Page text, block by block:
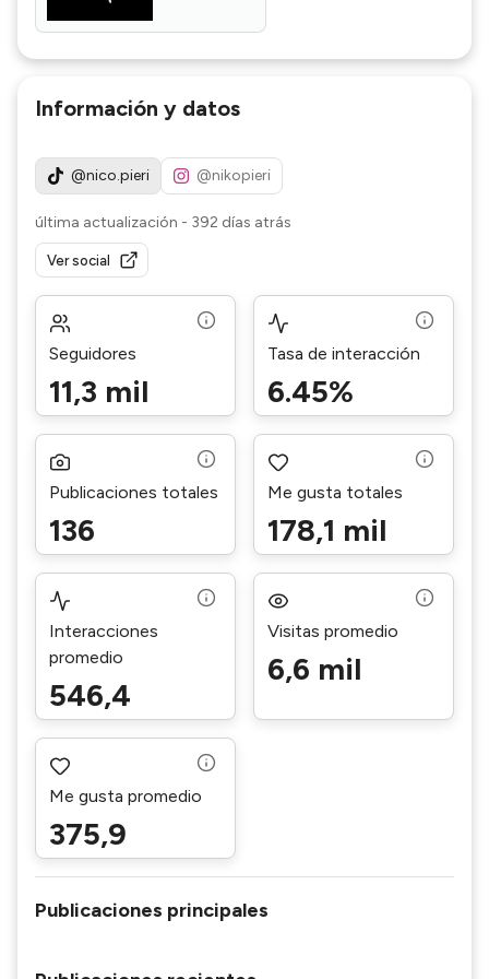
Información y datos
@nico.pieri @nikopieri
última actualización - 392 días atrás
Ver social
Seguidores
11,3 mil
Tasa de interacción
6.45%
Publicaciones totales
136
Me gusta totales
178,1 mil
Interacciones
promedio
546,4
Visitas promedio
6,6 mil
Me gusta promedio
375,9
Publicaciones principales